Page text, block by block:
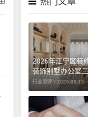
2026年江宁区装
装饰别墅办公室
行业测评 / 2026-05-13